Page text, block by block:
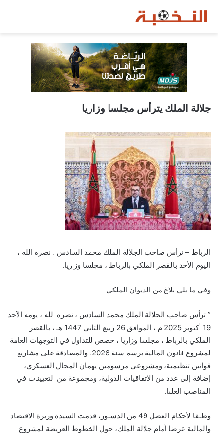
جلالة الملك يترأس مجلسا وزاريا
الرباط – ترأس صاحب الجلالة الملك محمد السادس ، نصره الله ،
اليوم الأحد بالقصر الملكي بالرباط ، مجلسا وزاريا.
وفي ما يلي بلاغ من الديوان الملكي
” ترأس صاحب الجلالة الملك محمد السادس ، نصره الله ، يومه الأحد
19 أكتوبر 2025 م ، الموافق 26 ربيع الثاني 1447 هـ ، بالقصر
الملكي بالرباط ، مجلسا وزاريا ، خصص للتداول في التوجهات العامة
لمشروع قانون المالية برسم سنة 2026، والمصادقة على مشاريع
قوانين تنظيمية، ومشروعي مرسومين يهمان المجال العسكري،
إضافة إلى عدد من الاتفاقيات الدولية، ومجموعة من التعيينات في
المناصب العليا.
وطبقا لأحكام الفصل 49 من الدستور، قدمت السيدة وزيرة الاقتصاد
والمالية عرضا أمام جلالة الملك، حول الخطوط العريضة لمشروع